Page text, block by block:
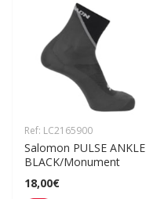
Ref: LC2165900
Salomon PULSE ANKLE
BLACK/Monument
18,00€